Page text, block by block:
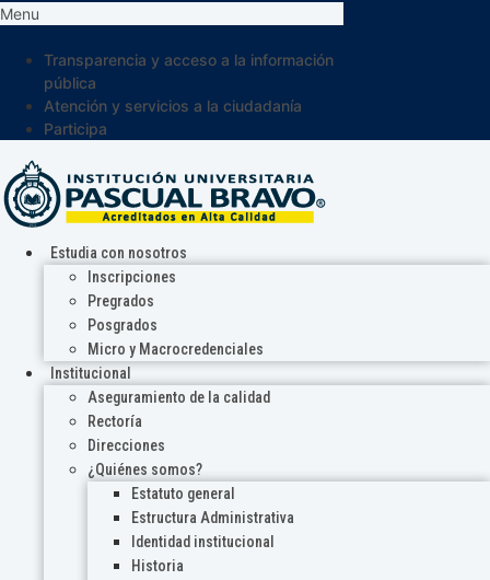
Menu
Transparencia y acceso a la información
pública
Atención y servicios a la ciudadanía
Participa
Estudia con nosotros
Inscripciones
Pregrados
Posgrados
Micro y Macrocredenciales
Institucional
Aseguramiento de la calidad
Rectoría
Direcciones
¿Quiénes somos?
Estatuto general
Estructura Administrativa
Identidad institucional
Historia